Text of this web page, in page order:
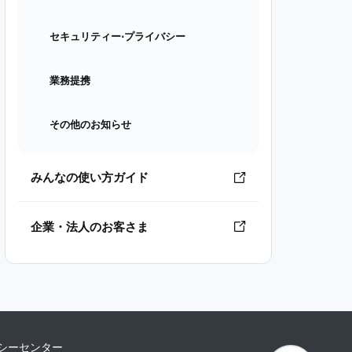
セキュリティー⋅プライバシー
業務提携
その他のお知らせ
みんなの使い方ガイド
企業・法人のお客さま
ーセンター